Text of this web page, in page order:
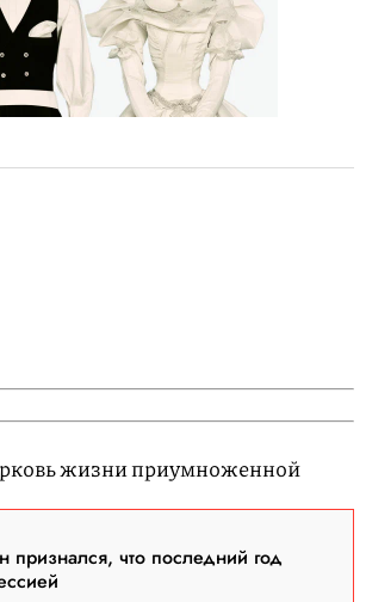
жизни приумноженной
что последний год